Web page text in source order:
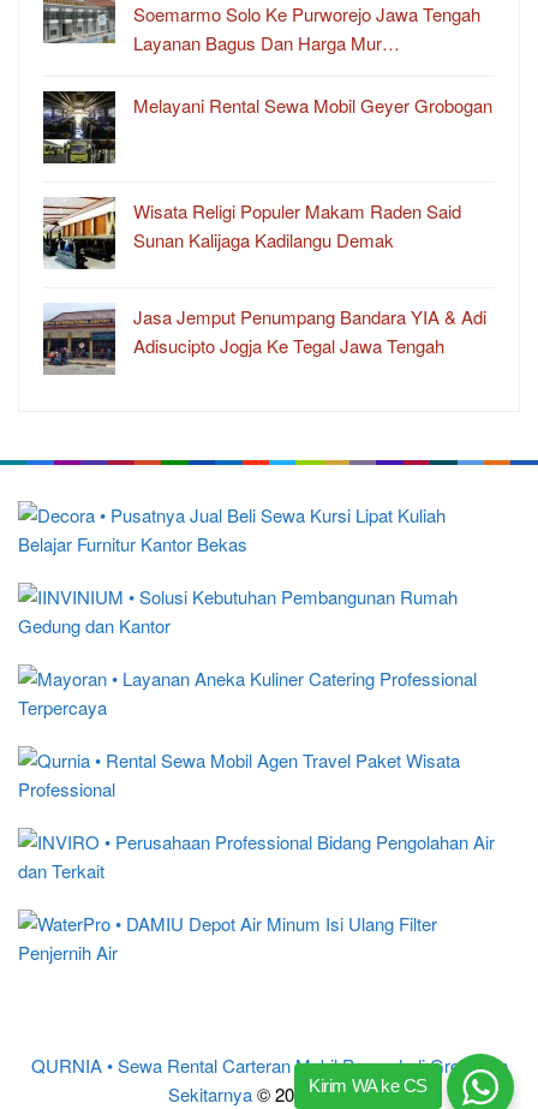
Soemarmo Solo Ke Purworejo Jawa Tengah
Layanan Bagus Dan Harga Mur…
Melayani Rental Sewa Mobil Geyer Grobogan
Wisata Religi Populer Makam Raden Said
Sunan Kalijaga Kadilangu Demak
Jasa Jemput Penumpang Bandara YIA & Adi
Adisucipto Jogja Ke Tegal Jawa Tengah
QURNIA • Sewa Rental Carteran Mobil Purwodadi Grobogan
Sekitarnya© 2017 – 2024Kirim WA ke CS